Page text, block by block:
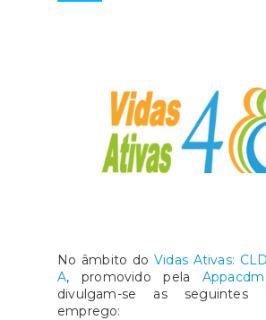
No âmbito do Vidas Ativas:
A, promovido pela
divulgam-se as seguintes
emprego: